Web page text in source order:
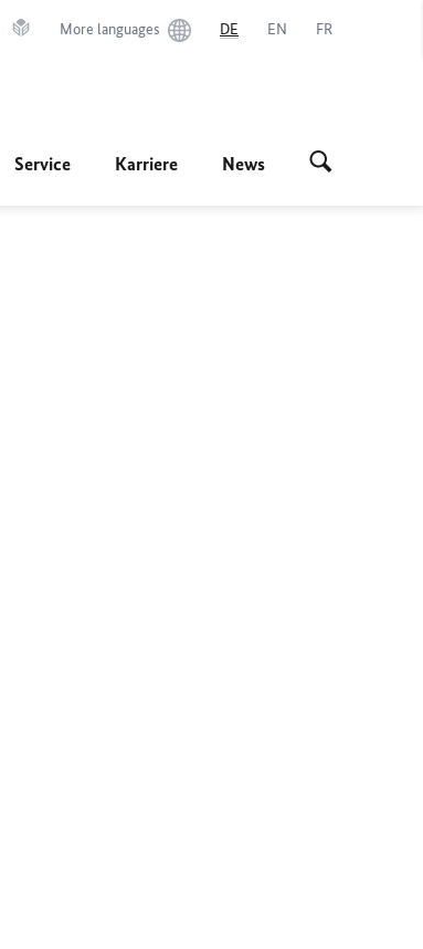
More languages DE EN FR
Service Karriere News